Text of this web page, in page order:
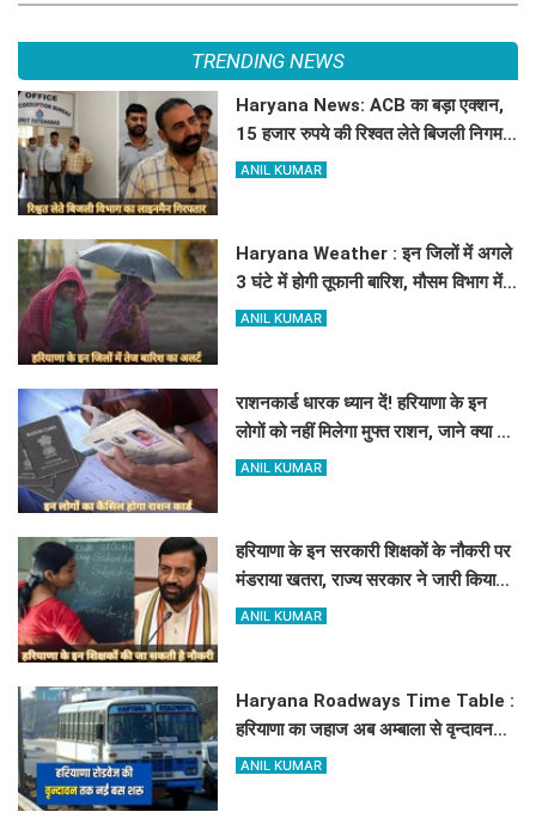
TRENDING NEWS
Haryana News: ACB का बड़ा एक्शन,
15 हजार रुपये की रिश्वत लेते बिजली निगम
का ALM गिरफ्तार
ANIL KUMAR
Haryana Weather : इन जिलों में अगले
3 घंटे में होगी तूफानी बारिश, मौसम विभाग में
जारी किया रेड अलर्ट
ANIL KUMAR
राशनकार्ड धारक ध्यान दें! हरियाणा के इन
लोगों को नहीं मिलेगा मुफ्त राशन, जाने क्या है
कारण
ANIL KUMAR
हरियाणा के इन सरकारी शिक्षकों के नौकरी पर
मंडराया खतरा, राज्य सरकार ने जारी किया
बड़ा अलर्ट
ANIL KUMAR
Haryana Roadways Time Table :
हरियाणा का जहाज अब अम्बाला से वृन्दावन
दौड़ेगा, मथुरा वालों को भी मिलेगा लाभ, देखें
ANIL KUMAR